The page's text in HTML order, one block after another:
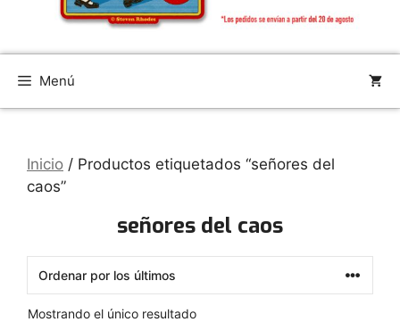
Menú
Inicio / Productos etiquetados “señores del
caos”
señores del caos
Mostrando el único resultado